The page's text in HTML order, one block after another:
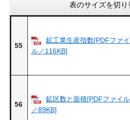
表のサイズを切り
55
鉱工業生産指数[PDFファイ
ル／116KB]
56
鉱区数と面積[PDFファイル
／89KB]